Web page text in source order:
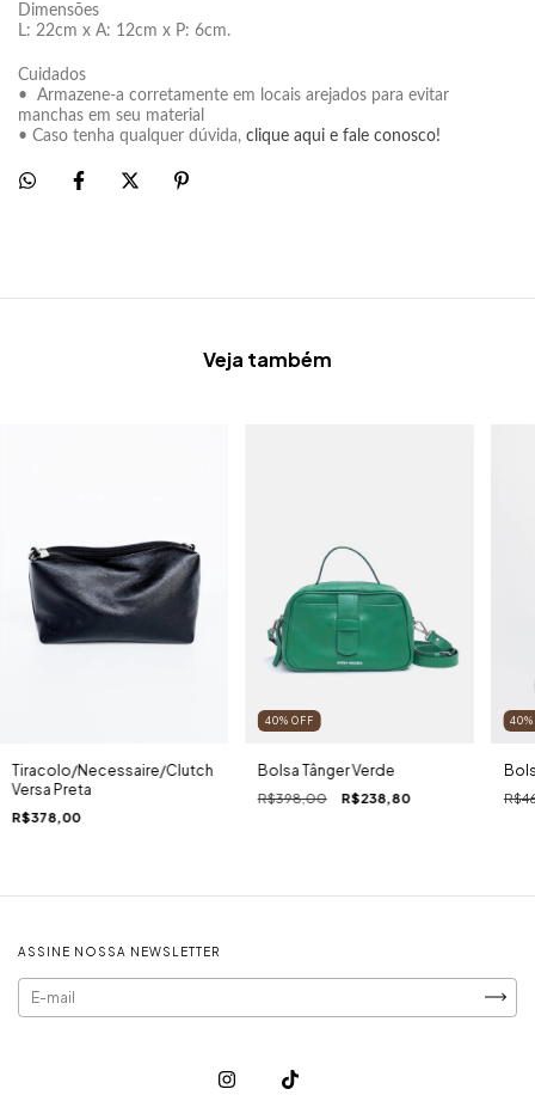
Dimensões
L: 22cm x A: 12cm x P: 6cm.
Cuidados
• Armazene-a corretamente em locais arejados para evitar
manchas em seu material
• Caso tenha qualquer dúvida, clique aqui e fale conosco!
Veja também
Tiracolo/Necessaire/Clutch
Versa Preta
R$378,00
40% OFF
Bolsa Tânger Verde
R$398,00 R$238,80
40
ASSINE NOSSA NEWSLETTER